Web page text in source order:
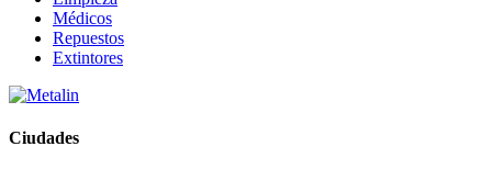
Médicos
Repuestos
Extintores
Ciudades